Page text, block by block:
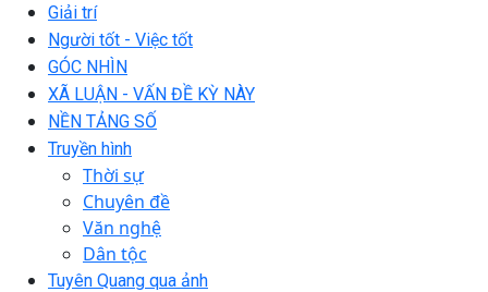
Giải trí
Người tốt - Việc tốt
GÓC NHÌN
XÃ LUẬN - VẤN ĐỀ KỲ NÀY
NỀN TẢNG SỐ
Truyền hình
Thời sự
Chuyên đề
Văn nghệ
Dân tộc
Tuyên Quang qua ảnh